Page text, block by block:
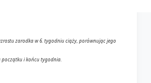
zarodka w 6. tygodniu ciąży, porównując jego
początku i końcu tygodnia.